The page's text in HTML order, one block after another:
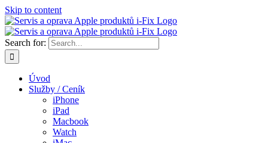
Skip to content
Search for:
Úvod
Služby / Ceník
iPhone
iPad
Macbook
Watch